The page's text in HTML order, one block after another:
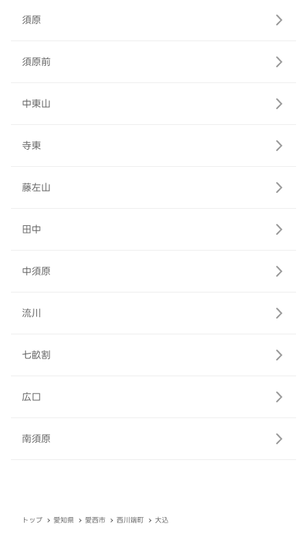
須原
須原前
中東山
寺東
藤左山
田中
中須原
流川
七畝割
広口
南須原
トップ 愛知県 愛西市 西川端町 大込